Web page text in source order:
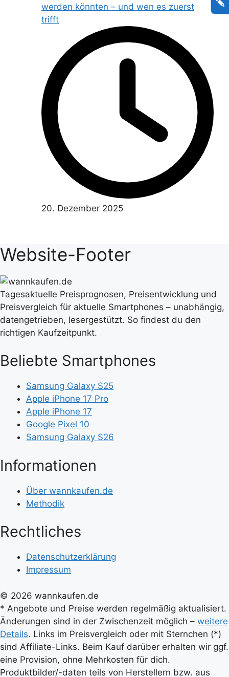
werden könnten – und wen es zuerst
trifft
20. Dezember 2025
Website-Footer
Tagesaktuelle Preisprognosen, Preisentwicklung und
Preisvergleich für aktuelle Smartphones – unabhängig,
datengetrieben, lesergestützt. So findest du den
richtigen Kaufzeitpunkt.
Beliebte Smartphones
Samsung Galaxy S25
Apple iPhone 17 Pro
Apple iPhone 17
Google Pixel 10
Samsung Galaxy S26
Informationen
Über wannkaufen.de
Methodik
Rechtliches
Datenschutzerklärung
Impressum
© 2026 wannkaufen.de
* Angebote und Preise werden regelmäßig aktualisiert.
Änderungen sind in der Zwischenzeit möglich – weitere
Details. Links im Preisvergleich oder mit Sternchen (*)
sind Affiliate-Links. Beim Kauf darüber erhalten wir ggf.
eine Provision, ohne Mehrkosten für dich.
Produktbilder/-daten teils von Herstellern bzw. aus